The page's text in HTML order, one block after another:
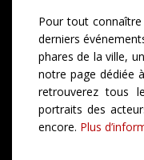
Pour tout
derniers
phares de la ville,
notre page dédiée
retrouverez tous
portraits des
encore. Plus